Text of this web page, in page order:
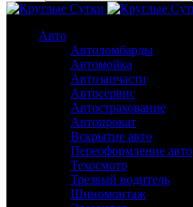
Авто
Автоломбарды
Автомойка
Автозапчасти
Автосервис
Автострахование
Автопрокат
Вскрытие авто
Переоформление авто
Техосмотр
Трезвый водитель
Шиномонтаж